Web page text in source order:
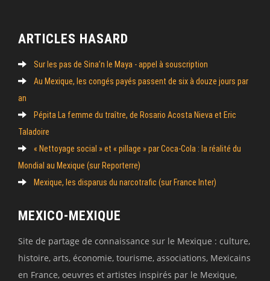
ARTICLES HASARD
Sur les pas de Sina’n le Maya - appel à souscription
Au Mexique, les congés payés passent de six à douze jours par
an
Pépita La femme du traître, de Rosario Acosta Nieva et Eric
Taladoire
« Nettoyage social » et « pillage » par Coca-Cola : la réalité du
Mondial au Mexique (sur Reporterre)
Mexique, les disparus du narcotrafic (sur France Inter)
MEXICO-MEXIQUE
Site de partage de connaissance sur le Mexique : culture,
histoire, arts, économie, tourisme, associations, Mexicains
en France, oeuvres et artistes inspirés par le Mexique,